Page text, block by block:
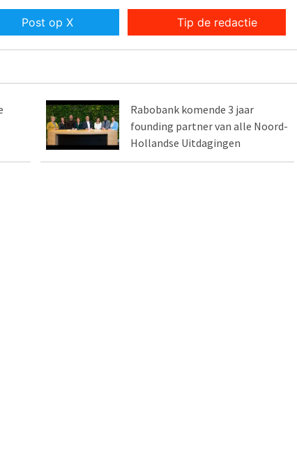
Post op X Tip de redactie
Rabobank komende 3 jaar
founding partner van alle Noord-
Hollandse Uitdagingen